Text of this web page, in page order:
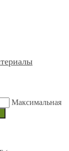
Максимальная